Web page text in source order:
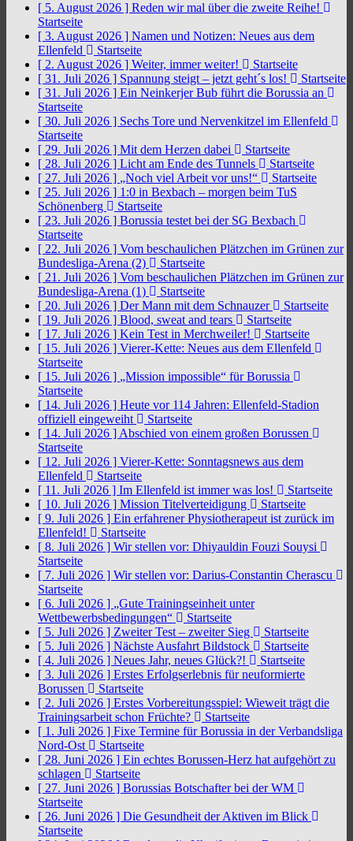
[ 5. August 2026 ] Reden wir mal über die zweite Reihe!
Startseite
[ 3. August 2026 ] Namen und Notizen: Neues aus dem
Ellenfeld
Startseite
[ 2. August 2026 ] Weiter, immer weiter!
Startseite
[ 31. Juli 2026 ] Spannung steigt – jetzt geht´s los!
Startseite
[ 31. Juli 2026 ] Ein Neinkerjer Bub führt die Borussia an
Startseite
[ 30. Juli 2026 ] Sechs Tore und Nervenkitzel im Ellenfeld
Startseite
[ 29. Juli 2026 ] Mit dem Herzen dabei
Startseite
[ 28. Juli 2026 ] Licht am Ende des Tunnels
Startseite
[ 27. Juli 2026 ] „Noch viel Arbeit vor uns!“
Startseite
[ 25. Juli 2026 ] 1:0 in Bexbach – morgen beim TuS
Schönenberg
Startseite
[ 23. Juli 2026 ] Borussia testet bei der SG Bexbach
Startseite
[ 22. Juli 2026 ] Vom beschaulichen Plätzchen im Grünen zur
Bundesliga-Arena (2)
Startseite
[ 21. Juli 2026 ] Vom beschaulichen Plätzchen im Grünen zur
Bundesliga-Arena (1)
Startseite
[ 20. Juli 2026 ] Der Mann mit dem Schnauzer
Startseite
[ 19. Juli 2026 ] Blood, sweat and tears
Startseite
[ 17. Juli 2026 ] Kein Test in Merchweiler!
Startseite
[ 15. Juli 2026 ] Vierer-Kette: Neues aus dem Ellenfeld
Startseite
[ 15. Juli 2026 ] „Mission impossible“ für Borussia
Startseite
[ 14. Juli 2026 ] Heute vor 114 Jahren: Ellenfeld-Stadion
offiziell eingeweiht
Startseite
[ 14. Juli 2026 ] Abschied von einem großen Borussen
Startseite
[ 12. Juli 2026 ] Vierer-Kette: Sonntagsnews aus dem
Ellenfeld
Startseite
[ 11. Juli 2026 ] Im Ellenfeld ist immer was los!
Startseite
[ 10. Juli 2026 ] Mission Titelverteidigung
Startseite
[ 9. Juli 2026 ] Ein erfahrener Physiotherapeut ist zurück im
Ellenfeld!
Startseite
[ 8. Juli 2026 ] Wir stellen vor: Dhiyauldin Fouzi Souysi
Startseite
[ 7. Juli 2026 ] Wir stellen vor: Darius-Constantin Cherascu
Startseite
[ 6. Juli 2026 ] „Gute Trainingseinheit unter
Wettbewerbsbedingungen“
Startseite
[ 5. Juli 2026 ] Zweiter Test – zweiter Sieg
Startseite
[ 5. Juli 2026 ] Nächste Ausfahrt Bildstock
Startseite
[ 4. Juli 2026 ] Neues Jahr, neues Glück?!
Startseite
[ 3. Juli 2026 ] Erstes Erfolgserlebnis für neuformierte
Borussen
Startseite
[ 2. Juli 2026 ] Erstes Vorbereitungsspiel: Wieweit trägt die
Trainingsarbeit schon Früchte?
Startseite
[ 1. Juli 2026 ] Fixe Termine für Borussia in der Verbandsliga
Nord-Ost
Startseite
[ 28. Juni 2026 ] Ein echtes Borussen-Herz hat aufgehört zu
schlagen
Startseite
[ 27. Juni 2026 ] Borussias Botschafter bei der WM
Startseite
[ 26. Juni 2026 ] Die Gesundheit der Aktiven im Blick
Startseite